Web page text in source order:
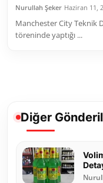
Nurullah Şeker Haziran 11,
Manchester City Teknik
töreninde yaptığı ...
Diğer